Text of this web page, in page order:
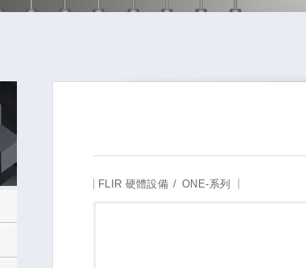
FLIR 硬體設備 ONE-系列